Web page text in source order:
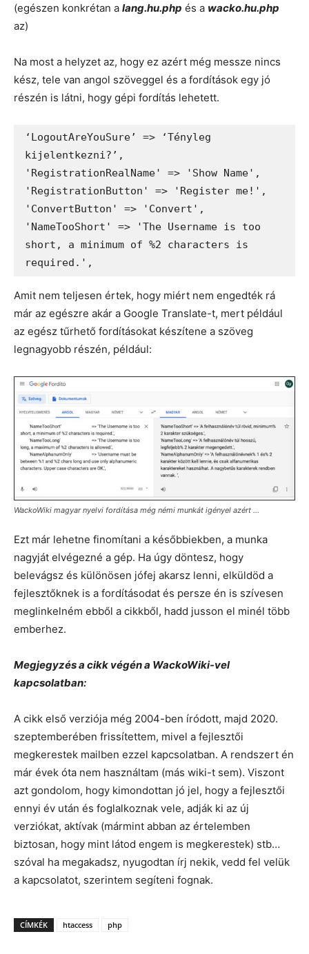
(egészen konkrétan a lang.hu.php és a wacko.hu.php
az)
Na most a helyzet az, hogy ez azért még messze nincs
kész, tele van angol szöveggel és a fordítások egy jó
részén is látni, hogy gépi fordítás lehetett.
‘LogoutAreYouSure’ => ‘Tényleg
kijelentkezni?’,
'RegistrationRealName' => 'Show Name',
'RegistrationButton' => 'Register me!',
'ConvertButton' => 'Convert',
'NameTooShort' => 'The Username is too
short, a minimum of %2 characters is
required.',
Amit nem teljesen értek, hogy miért nem engedték rá
már az egészre akár a Google Translate-t, mert például
az egész tűrhető fordításokat készítene a szöveg
legnagyobb részén, például:
WackoWiki magyar nyelvi fordítása még némi munkát igényel azért …
Ezt már lehetne finomítani a későbbiekben, a munka
nagyját elvégezné a gép. Ha úgy döntesz, hogy
belevágsz és különösen jófej akarsz lenni, elküldöd a
fejlesztőknek is a fordításodat és persze én is szívesen
meglinkelném ebből a cikkből, hadd jusson el minél több
emberhez.
Megjegyzés a cikk végén a WackoWiki-vel
kapcsolatban:
A cikk első verziója még 2004-ben íródott, majd 2020.
szeptemberében frissítettem, mivel a fejlesztői
megkerestek mailben ezzel kapcsolatban. A rendszert én
már évek óta nem használtam (más wiki-t sem). Viszont
azt gondolom, hogy kimondottan jó jel, hogy a fejlesztői
ennyi év után és foglalkoznak vele, adják ki az új
verziókat, aktívak (mármint abban az értelemben
biztosan, hogy mint látod engem is megkerestek) stb…
szóval ha megakadsz, nyugodtan írj nekik, vedd fel velük
a kapcsolatot, szerintem segíteni fognak.
CÍMKÉK htaccess php